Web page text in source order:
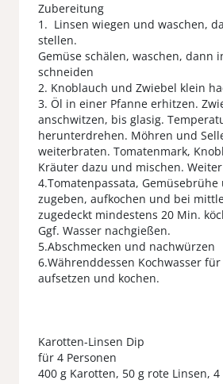
Zubereitung
1. Linsen wiegen und waschen,
stellen.
Gemüse schälen, waschen, dann
schneiden
2. Knoblauch und Zwiebel klein
3. Öl in einer Pfanne erhitzen.
anschwitzen, bis glasig.
herunterdrehen. Möhren und
weiterbraten. Tomatenmark,
Kräuter dazu und mischen.
4.Tomatenpassata, Gemüsebrühe
zugeben, aufkochen und bei
zugedeckt mindestens 20 Min.
Ggf. Wasser nachgießen.
5.Abschmecken und nachwürzen
6.Währenddessen Kochwasser
aufsetzen und kochen.
Karotten-Linsen Dip
für 4 Personen
400 g Karotten, 50 g rote Linsen, 4